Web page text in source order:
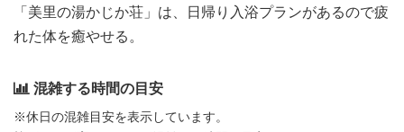
「美里の湯かじか荘」は、日帰り入浴プランがあるので疲
れた体を癒やせる。
混雑する時間の目安
※休日の混雑目安を表示しています。